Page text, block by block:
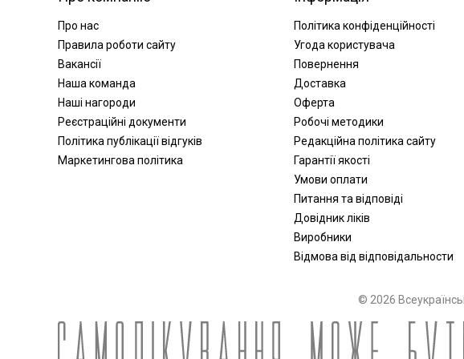
Про нас
Правила роботи сайту
Вакансії
Наша команда
Наші нагороди
Реєстраційні документи
Політика публікації відгуків
Маркетингова політика
Політика конфіденційності
Угода користувача
Повернення
Доставка
Оферта
Робочі методики
Редакційна політика сайту
Гарантії якості
Умови оплати
Питання та відповіді
Довідник ліків
Виробники
Відмова від відповідальности
© 2026